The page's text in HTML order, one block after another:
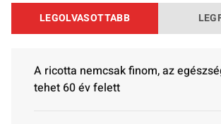
LEGOLVASOTTABB
A ricotta nemcsak finom, az
tehet 60 év felett